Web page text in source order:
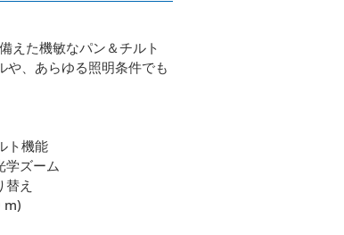
えた機敏なパン＆チルト
や、あらゆる照明条件でも
ト機能
学ズーム
え
m)